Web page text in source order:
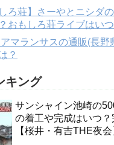
ろ荘】さーやとニシダ
おもしろ荘ライブはいつ
マランサスの通販(長野
？
キング
サンシャイン池崎の
の着工や完成はいつ？
【桜井・有吉THE夜会